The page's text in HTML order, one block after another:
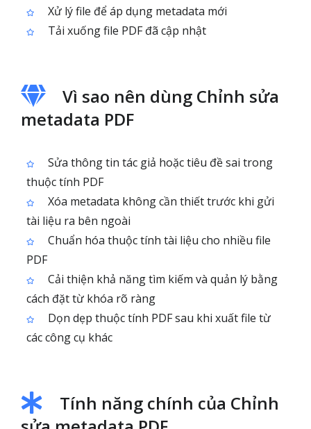
Xử lý file để áp dụng metadata mới
Tải xuống file PDF đã cập nhật
Vì sao nên dùng Chỉnh sửa
metadata PDF
Sửa thông tin tác giả hoặc tiêu đề sai trong
thuộc tính PDF
Xóa metadata không cần thiết trước khi gửi
tài liệu ra bên ngoài
Chuẩn hóa thuộc tính tài liệu cho nhiều file
PDF
Cải thiện khả năng tìm kiếm và quản lý bằng
cách đặt từ khóa rõ ràng
Dọn dẹp thuộc tính PDF sau khi xuất file từ
các công cụ khác
Tính năng chính của Chỉnh